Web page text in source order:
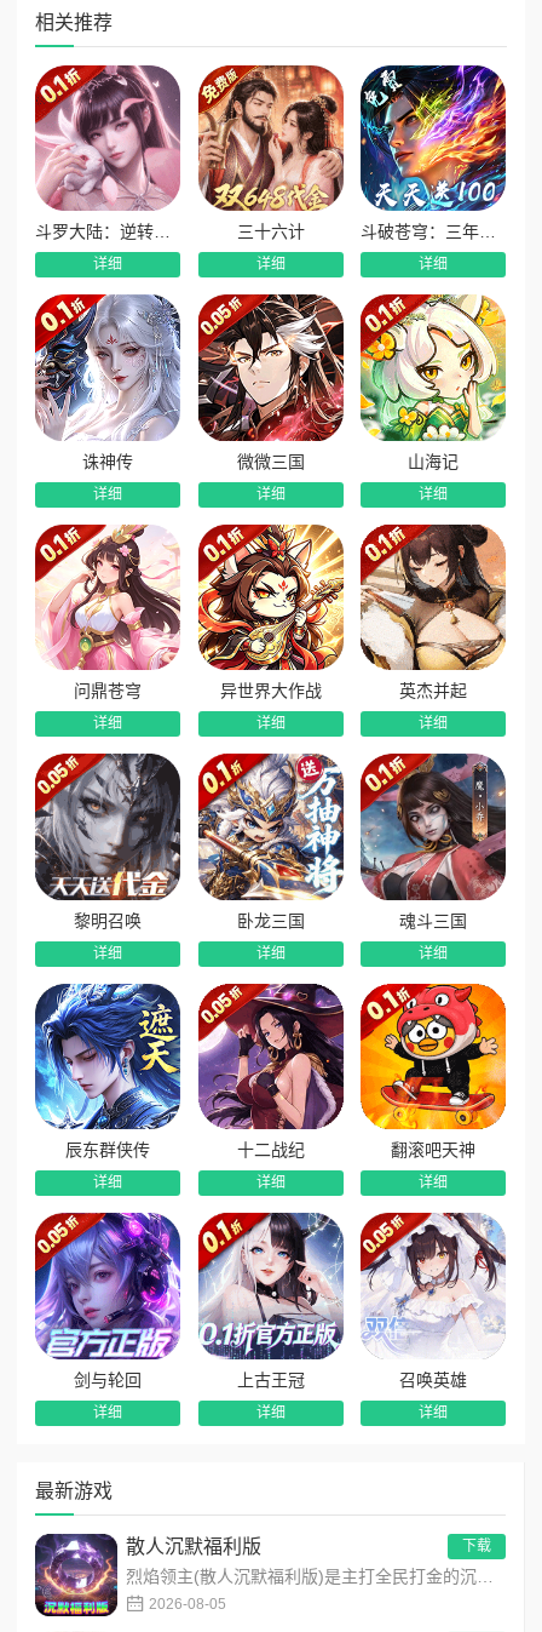
2.累计登录豪礼：累计登录游戏，即可领取光暗UR神宠与
极品女神，强力伙伴助力冒险之旅
3.续充专属大礼：参与续充活动，极品装扮直接免费送，
打造独一无二的个性角色
最新游戏
散人沉默福利版
2026-08-05
下载
相关推荐
详细
三十六计
详细 详细
诛神传
详细
微微三国
详细
山海记
详细
问鼎苍穹
详细
异世界大作战
详细
英杰并起
详细
黎明召唤
详细
卧龙三国
详细
魂斗三国
详细
辰东群侠传
详细
十二战纪
详细
翻滚吧天神
详细
剑与轮回
详细
上古王冠
详细
召唤英雄
详细